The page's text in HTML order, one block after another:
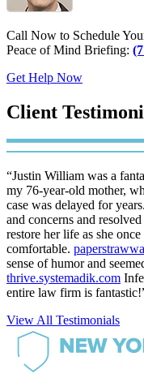
Call Now to Schedule
Peace of Mind Briefing:
Get Help Now
Client
“Justin William was a
my 76-year-old mother,
case was delayed for
and concerns and
restore her life as she
comfortable.
sense of humor and
thrive.systemadik.com
entire law firm is
View All Testimonials